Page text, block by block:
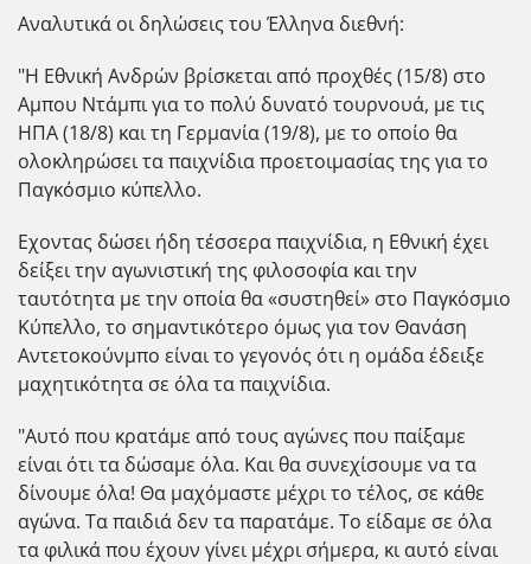
Αναλυτικά οι δηλώσεις του Έλληνα διεθνή:
"Η Εθνική Ανδρών βρίσκεται από προχθές (15/8) στο
Αμπου Ντάμπι για το πολύ δυνατό τουρνουά, με τις
ΗΠΑ (18/8) και τη Γερμανία (19/8), με το οποίο θα
ολοκληρώσει τα παιχνίδια προετοιμασίας της για το
Παγκόσμιο κύπελλο.
Εχοντας δώσει ήδη τέσσερα παιχνίδια, η Εθνική έχει
δείξει την αγωνιστική της φιλοσοφία και την
ταυτότητα με την οποία θα «συστηθεί» στο Παγκόσμιο
Κύπελλο, το σημαντικότερο όμως για τον Θανάση
Αντετοκούνμπο είναι το γεγονός ότι η ομάδα έδειξε
μαχητικότητα σε όλα τα παιχνίδια.
"Αυτό που κρατάμε από τους αγώνες που παίξαμε
είναι ότι τα δώσαμε όλα. Και θα συνεχίσουμε να τα
δίνουμε όλα! Θα μαχόμαστε μέχρι το τέλος, σε κάθε
αγώνα. Τα παιδιά δεν τα παρατάμε. Το είδαμε σε όλα
τα φιλικά που έχουν γίνει μέχρι σήμερα, κι αυτό είναι